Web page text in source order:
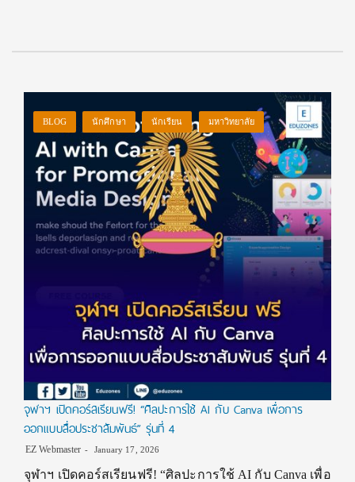
BLOG นักศึกษา นักเรียน มหาวิทยาลัย
จุฬาฯ เปิดคอร์สเรียนฟรี! “ศิลปะการใช้ AI กับ Canva เพื่อการ
ออกแบบสื่อประชาสัมพันธ์” รุ่นที่ 4
EZ Webmaster January 17, 2026
จุฬาฯ เปิดคอร์สเรียนฟรี! “ศิลปะการใช้ AI กับ Canva เพื่อ